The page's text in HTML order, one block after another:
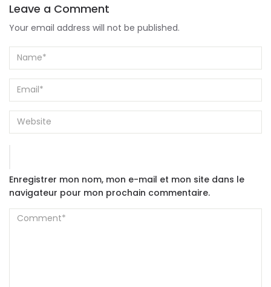
Leave a Comment
Your email address will not be published.
Enregistrer mon nom, mon e-mail et mon site dans le
navigateur pour mon prochain commentaire.